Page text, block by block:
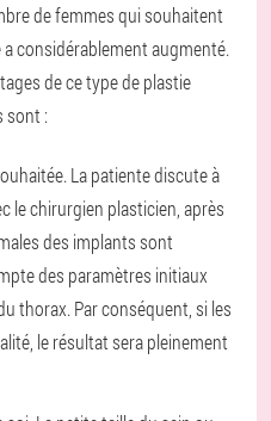
de femmes qui souhaitent
considérablement augmenté.
de ce type de plastie
sont :
La patiente discute à
le chirurgien plasticien, après
des implants sont
des paramètres initiaux
thorax. Par conséquent, si les
le résultat sera pleinement